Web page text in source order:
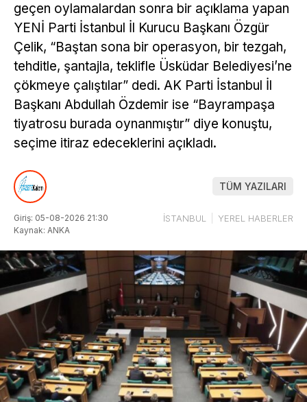
geçen oylamalardan sonra bir açıklama yapan
YENİ Parti İstanbul İl Kurucu Başkanı Özgür
Çelik, “Baştan sona bir operasyon, bir tezgah,
tehditle, şantajla, teklifle Üsküdar Belediyesi’ne
çökmeye çalıştılar” dedi. AK Parti İstanbul İl
Başkanı Abdullah Özdemir ise “Bayrampaşa
tiyatrosu burada oynanmıştır” diye konuştu,
seçime itiraz edeceklerini açıkladı.
TÜM YAZILARI
Giriş: 05-08-2026 21:30
Kaynak: ANKA
İSTANBUL YEREL HABERLER